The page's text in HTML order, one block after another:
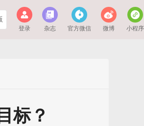
登录 杂志 官方微信 微博 小程序
标？